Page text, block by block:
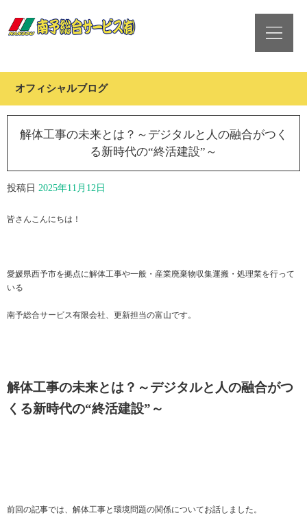
オフィシャルブログ
解体工事の未来とは？～デジタルと人の融合がつく
る新時代の“終活建設”～
投稿日 2025年11月12日
皆さんこんにちは！
愛媛県西予市を拠点に解体工事や一般・産業廃棄物収集運搬・処理業を行って
いる
南予総合サービス有限会社、更新担当の富山です。
解体工事の未来とは？～デジタルと人の融合がつ
くる新時代の“終活建設”～
前回の記事では、解体工事と環境問題の関係についてお話しました。